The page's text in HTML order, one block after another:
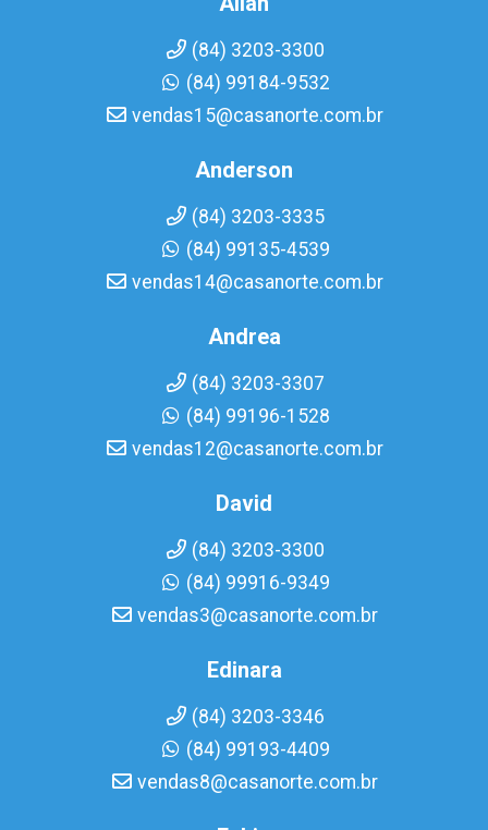
(84) 3203-3300
(84) 99184-9532
vendas15@casanorte.com.br
Anderson
(84) 3203-3335
(84) 99135-4539
vendas14@casanorte.com.br
Andrea
(84) 3203-3307
(84) 99196-1528
vendas12@casanorte.com.br
David
(84) 3203-3300
(84) 99916-9349
vendas3@casanorte.com.br
Edinara
(84) 3203-3346
(84) 99193-4409
vendas8@casanorte.com.br